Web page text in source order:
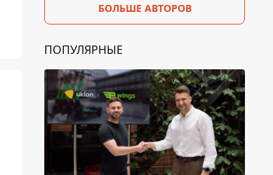
БОЛЬШЕ АВТОРОВ
ПОПУЛЯРНЫЕ